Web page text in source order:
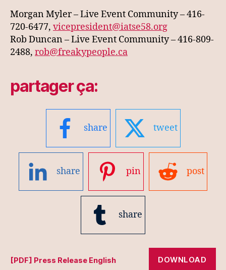
Morgan Myler – Live Event Community – 416-
720-6477, vicepresident@iatse58.org
Rob Duncan – Live Event Community – 416-809-
2488, rob@freakypeople.ca
partager ça:
share tweet
share pin post
share
[PDF] Press Release English DOWNLOAD